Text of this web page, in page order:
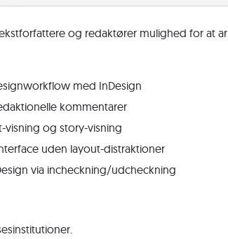
og redaktører mulighed for at
med InDesign
kommentarer
visning og story-visning
uden layout-distraktioner
via incheckning/udcheckning